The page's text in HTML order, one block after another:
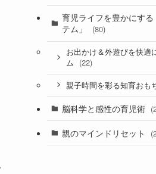
育児ライフを豊かにす
テム」
(80)
お出かけ＆外遊びを快適
ム
(22)
親子時間を彩る知育おも
脳科学と感性の育児術
親のマインドリセット